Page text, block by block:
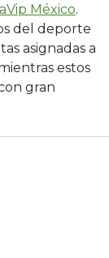
México.
del deporte
asignadas a
estos
gran